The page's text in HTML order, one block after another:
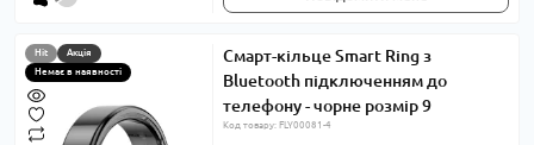
Hit
Акція
Немає в наявності
Смарт-кільце Smart Ring з
Bluetooth підключенням до
телефону - чорне розмір 9
Код товару: FLY00081-4